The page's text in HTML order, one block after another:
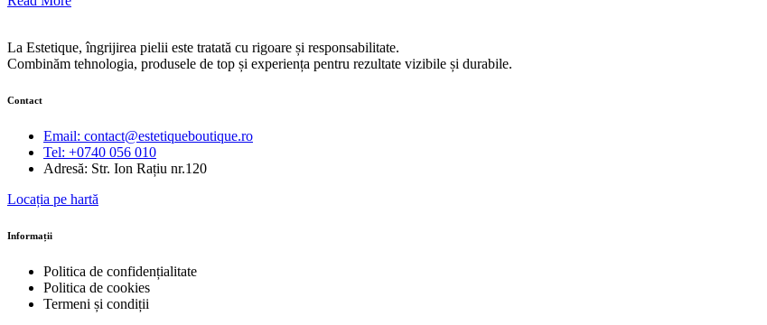
La Estetique, îngrijirea pielii este tratată cu rigoare și responsabilitate.
Combinăm tehnologia, produsele de top și experiența pentru rezultate vizibile și durabile.
Contact
Email: contact@estetiqueboutique.ro
Tel: +0740 056 010
Adresă: Str. Ion Rațiu nr.120
Locația pe hartă
Informații
Politica de confidențialitate
Politica de cookies
Termeni și condiții